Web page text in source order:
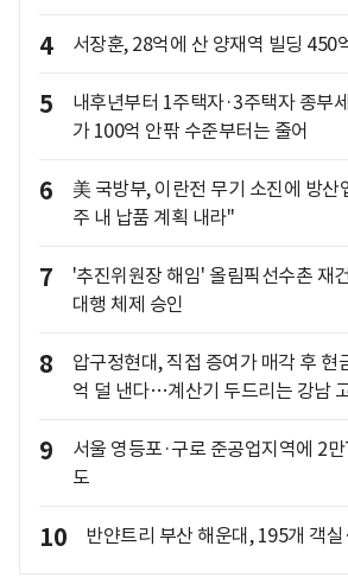
4 서장훈, 28억에 산 양재역 빌딩 450
5
내후년부터 1주택자·3주택자 종부
가 100억 안팎 수준부터는 줄어
6
美 국방부, 이란전 무기 소진에 방
주 내 납품 계획 내라"
7
'추진위원장 해임' 올림픽선수촌 재
대행 체제 승인
8
압구정현대, 직접 증여가 매각 후 현
억 덜 낸다…계산기 두드리는 강남
9
서울 영등포·구로 준공업지역에 2
도
10 반얀트리 부산 해운대, 195개 객